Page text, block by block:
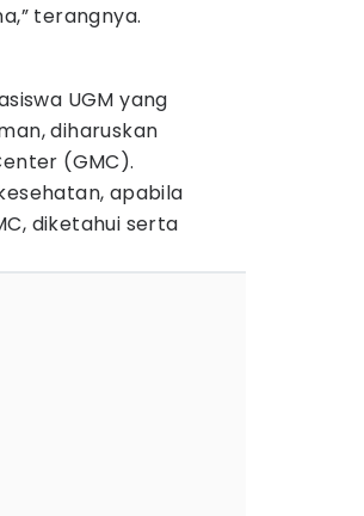
terangnya.
UGM yang
diharuskan
(GMC).
apabila
diketahui serta